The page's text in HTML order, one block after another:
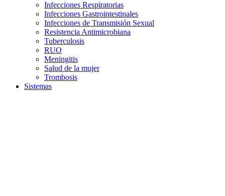
Infecciones Respiratorias
Infecciones Gastrointestinales
Infecciones de Transmisión Sexual
Resistencia Antimicrobiana
Tuberculosis
RUO
Meningitis
Salud de la mujer
Trombosis
Sistemas